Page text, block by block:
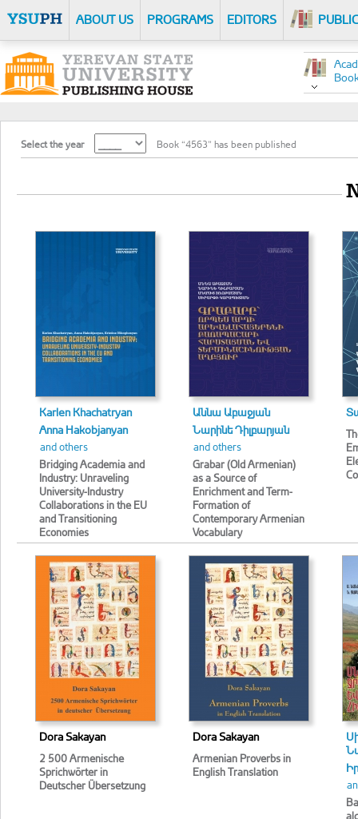
ABOUT US PROGRAMS EDITORS
Select the year Book “4563” has been published
Karlen Khachatryan
Anna Hakobjanyan
and others
Bridging Academia and
Industry: Unraveling
University-Industry
Collaborations in the EU
and Transitioning
Economies
Աննա Աբաջյան
Նարինե Դիլբարյան
and others
Grabar (Old Armenian)
as a Source of
Enrichment and Term-
Formation of
Contemporary Armenian
Vocabulary
Dora Sakayan
2 500 Armenische
Sprichwörter in
Deutscher Übersetzung
Dora Sakayan
Armenian Proverbs in
English Translation